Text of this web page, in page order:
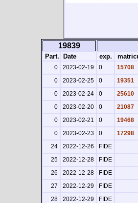
19839
Part. Date exp.
0 2023-02-19 0
15708
0
2023-02-25 0
19351
0
2023-02-24 0
25610
0
2023-02-20 0
21087
0
2023-02-21 0
19468
0
2023-02-23 0
17298
24
2022-12-26
FIDE
25
2022-12-28
FIDE
26
2022-12-28
FIDE
27
2022-12-29
FIDE
28
2022-12-29
FIDE